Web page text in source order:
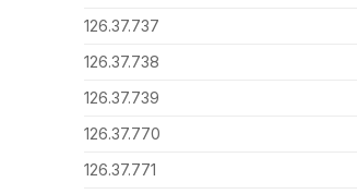
126.37.737
126.37.738
126.37.739
126.37.770
126.37.771